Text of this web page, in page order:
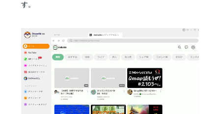
す。